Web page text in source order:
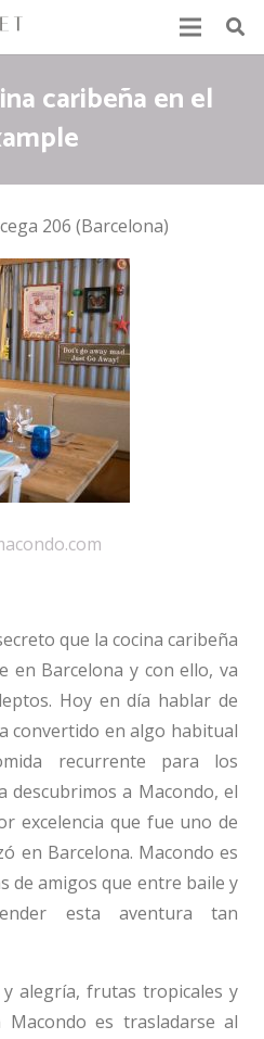
caribeña en el
206 (Barcelona)
que la cocina caribeña
en Barcelona y con ello, va
Hoy en día hablar de
convertido en algo habitual
recurrente para los
descubrimos a Macondo, el
excelencia que fue uno de
en Barcelona. Macondo es
de amigos que entre baile y
esta aventura tan
alegría, frutas tropicales y
es trasladarse al